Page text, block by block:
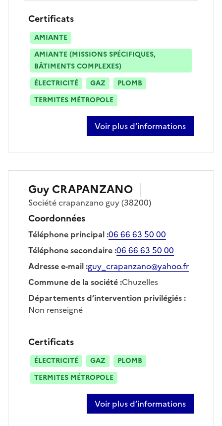
Certificats
AMIANTE
AMIANTE (MISSIONS SPÉCIFIQUES,
BÂTIMENTS COMPLEXES)
ÉLECTRICITÉ
GAZ
PLOMB
TERMITES MÉTROPOLE
Voir plus d’informations
sur thierry chevalard
Guy CRAPANZANO
Sociétécrapanzano guy(38200)
Coordonnées
Téléphone principal:06 66 63 50 00
Téléphone secondaire:06 66 63 50 00
Adresse e-mail:guy_crapanzano@yahoo.fr
Commune de la société:Chuzelles
Départements d’intervention privilégiés:
Non renseigné
Certificats
ÉLECTRICITÉ GAZ
PLOMB
TERMITES MÉTROPOLE
Voir plus d’informations
sur guy crapanzano